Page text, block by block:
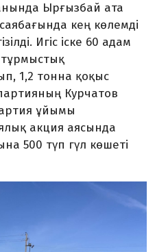
Ырғызбай ата
кең көлемді
Игіс іске 60 адам
1,2 тонна қоқыс
Курчатов
ұйымы
акция аясында
500 түп гүл көшеті